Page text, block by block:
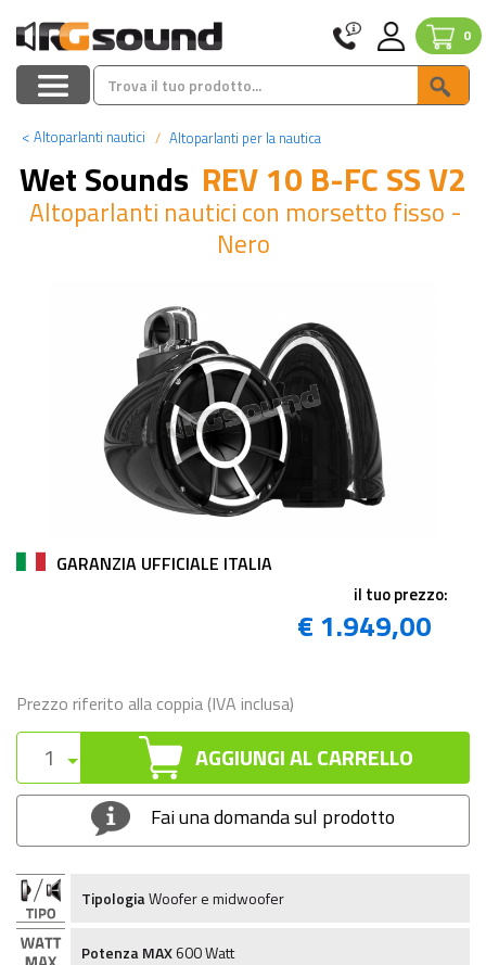
0
< Altoparlanti nautici Altoparlanti per la nautica
Wet Sounds REV 10 B-FC SS V2
Altoparlanti nautici con morsetto fisso -
Nero
GARANZIA UFFICIALE ITALIA
il tuo prezzo:
€ 1.949,00
Prezzo riferito alla coppia (IVA inclusa)
AGGIUNGI AL CARRELLO
Fai una domanda sul prodotto
TipologiaWoofer e midwoofer
Potenza MAX600 Watt